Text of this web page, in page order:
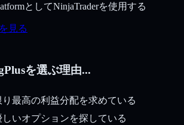
としてNinjaTraderを使用する
見る
を選ぶ理由...
最高の利益分配を求めている
いオプションを探している